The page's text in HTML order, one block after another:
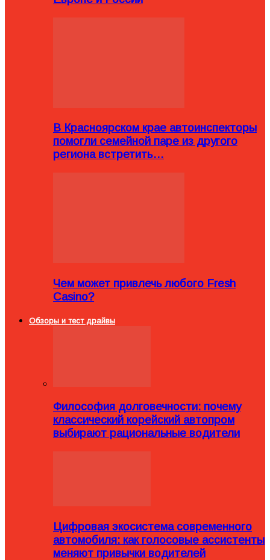
В Красноярском крае автоинспекторы
помогли семейной паре из другого
региона встретить…
Чем может привлечь любого Fresh
Casino?
Обзоры и тест драйвы
Философия долговечности: почему
классический корейский автопром
выбирают рациональные водители
Цифровая экосистема современного
автомобиля: как голосовые ассистенты
меняют привычки водителей